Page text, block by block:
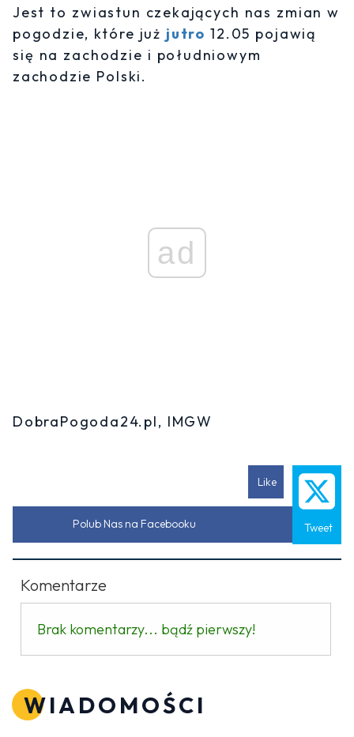
Jest to zwiastun czekających nas zmian w
pogodzie, które już jutro 12.05 pojawią
się na zachodzie i południowym
zachodzie Polski.
ad
DobraPogoda24.pl, IMGW
Like
Tweet
Polub Nas na Facebooku
Komentarze
Brak komentarzy... bądź pierwszy!
WIADOMOŚCI